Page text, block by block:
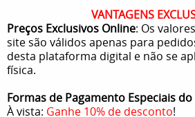
VANTAGENS
Preços Exclusivos Online: Os
site são válidos apenas para
desta plataforma digital e não se
física.
Formas de Pagamento Especiais do
À vista: Ganhe 10% de desconto!